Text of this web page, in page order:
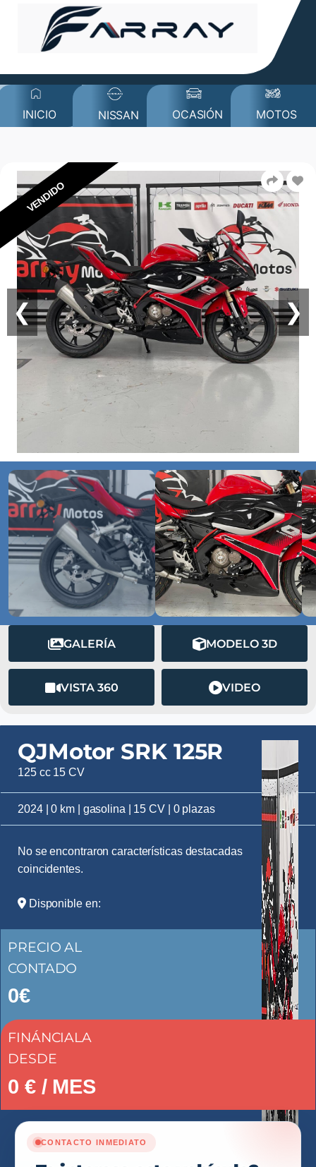
INICIO NISSAN OCASIÓN MOTOS
❮ ❯
VENDIDO
GALERÍA MODELO 3D
VISTA 360 VIDEO
QJMotor SRK 125R
125 cc 15 CV
2024 | 0 km | gasolina | 15 CV | 0 plazas
No se encontraron características destacadas
coincidentes.
Disponible en:
PRECIO AL
CONTADO
0€
FINÁNCIALA
DESDE
0 € / MES
CONTACTO INMEDIATO